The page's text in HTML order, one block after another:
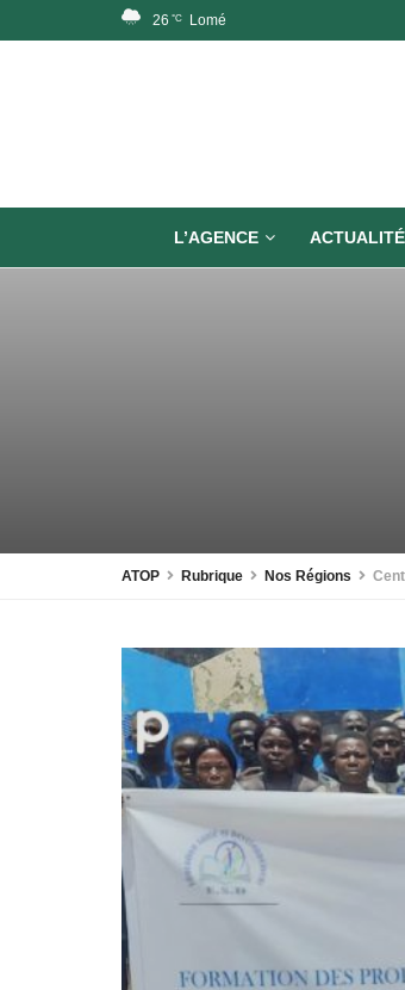
26 °C Lomé
L’AGENCE ACTUALITÉ
ATOP Rubrique Nos Régions